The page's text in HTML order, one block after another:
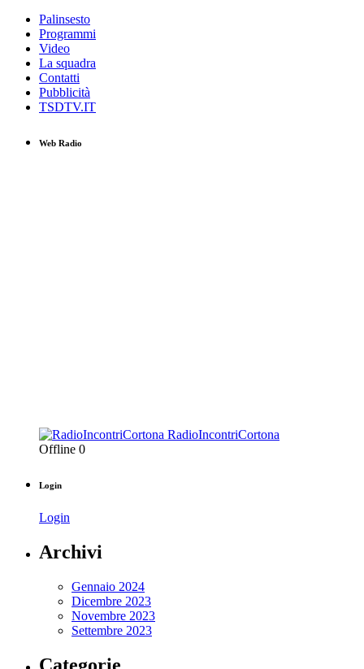
Palinsesto
Programmi
Video
La squadra
Contatti
Pubblicità
TSDTV.IT
Web Radio
RadioIncontriCortona
Offline 0
Login
Login
Archivi
Gennaio 2024
Dicembre 2023
Novembre 2023
Settembre 2023